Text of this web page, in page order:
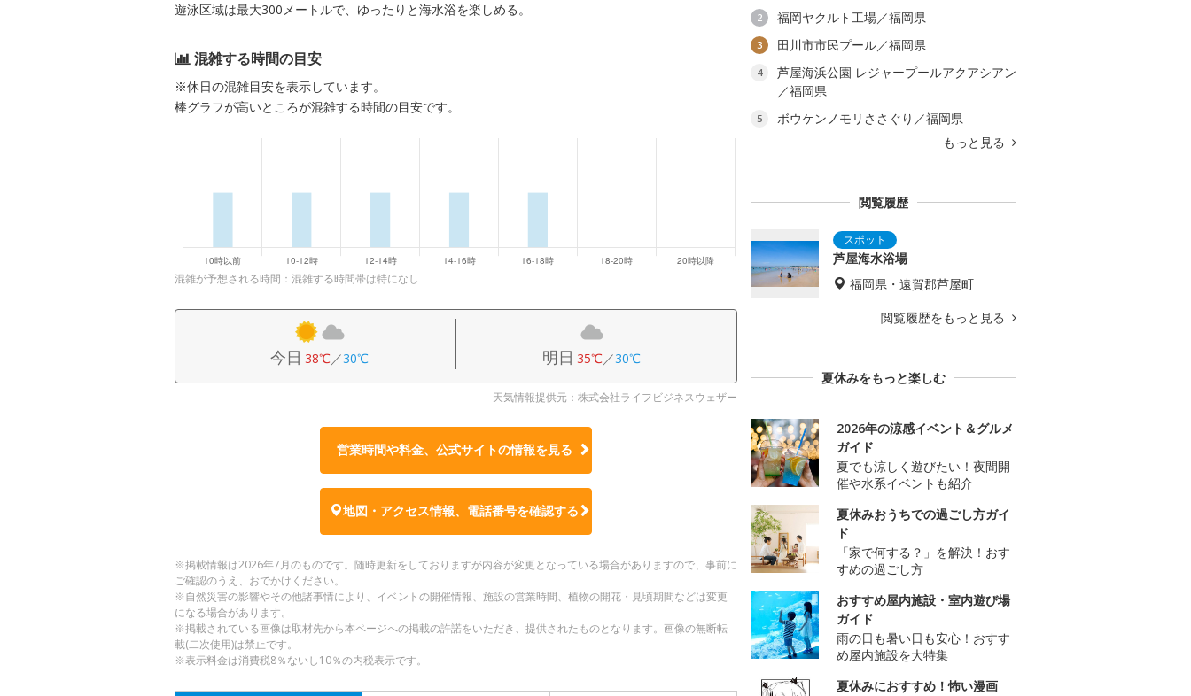
遊泳区域は最大300メートルで、ゆったりと海水浴を楽しめる。
混雑する時間の目安
※休日の混雑目安を表示しています。
棒グラフが高いところが混雑する時間の目安です。
混雑が予想される時間：混雑する時間帯は特になし
今日 38℃／30℃ 明日 35℃／30℃
天気情報提供元：株式会社ライフビジネスウェザー
営業時間や料金、公式サイトの情報を見る
地図・アクセス情報、電話番号を確認する
※掲載情報は2026年7月のものです。随時更新をしておりますが内容が変更となっている場合がありますので、事前に
ご確認のうえ、おでかけください。
※自然災害の影響やその他諸事情により、イベントの開催情報、施設の営業時間、植物の開花・見頃期間などは変更
になる場合があります。
※掲載されている画像は取材先から本ページへの掲載の許諾をいただき、提供されたものとなります。画像の無断転
載(二次使用)は禁止です。
※表示料金は消費税8％ないし10％の内税表示です。
2 福岡ヤクルト工場／福岡県
3 田川市市民プール／福岡県
4
芦屋海浜公園 レジャープールアクアシアン
／福岡県
5
ボウケンノモリささぐり／福岡県
もっと見る
閲覧履歴
芦屋海水浴場
福岡県・遠賀郡芦屋町
閲覧履歴をもっと見る
夏休みをもっと楽しむ
2026年の涼感イベント＆グルメ
ガイド
夏でも涼しく遊びたい！夜間開
催や水系イベントも紹介
夏休みおうちでの過ごし方ガイ
ド
「家で何する？」を解決！おす
すめの過ごし方
おすすめ屋内施設・室内遊び場
ガイド
雨の日も暑い日も安心！おすす
め屋内施設を大特集
夏休みにおすすめ！怖い漫画